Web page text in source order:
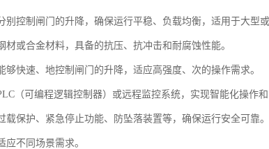
控制闸门的升降，确保运行平稳、负载均衡，适用于大型或
或合金材料，具备的抗压、抗冲击和耐腐蚀性能。
快速、地控制闸门的升降，适应高强度、次的操作需求。
（可编程逻辑控制器）或远程监控系统，实现智能化操作和
保护、紧急停止功能、防坠落装置等，确保运行安全可靠。
不同场景需求。